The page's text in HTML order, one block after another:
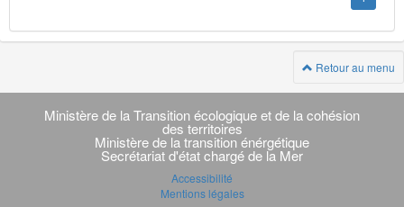
Retour au menu
Navigation
transverse
Ministère de la Transition écologique et de la cohésion
des territoires
Ministère de la transition énérgétique
Secrétariat d'état chargé de la Mer
Accessibilité
Mentions légales